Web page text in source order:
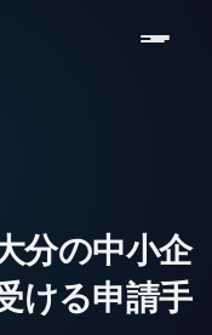
分の中小企
ける申請手